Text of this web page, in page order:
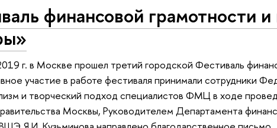
финансовой грамотности
г. в Москве прошел третий городской Фестиваль
участие в работе фестиваля принимали сотрудники
и творческий подход специалистов ФМЦ в ходе
Москвы, Руководителем Департамента